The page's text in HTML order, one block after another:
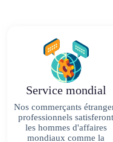
Service mondial
Nos commerçants
professionnels satisferont
les hommes d'affaires
mondiaux comme la